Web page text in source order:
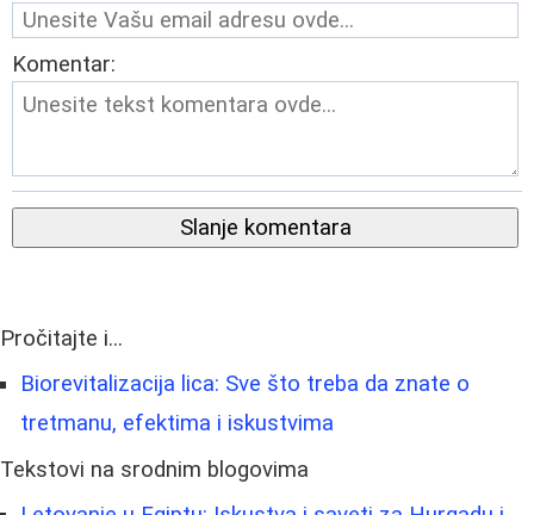
Komentar:
Slanje komentara
Pročitajte i...
Biorevitalizacija lica: Sve što treba da znate o
tretmanu, efektima i iskustvima
Tekstovi na srodnim blogovima